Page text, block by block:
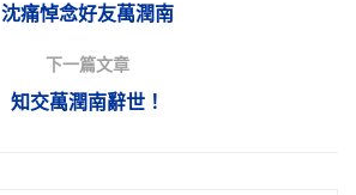
沈痛悼念好友萬潤南
下一篇文章
知交萬潤南辭世！